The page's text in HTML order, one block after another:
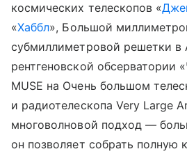
космических телескопов «
«Хаббл», Большой
субмиллиметровой решетки в
рентгеновской обсерватории
MUSE на Очень большом
и радиотелескопа Very Large
многоволновой подход —
он позволяет собрать полную